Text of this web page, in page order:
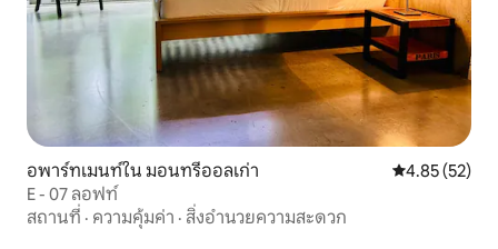
อพาร์ทเมนท์ใน มอนทรีออลเก่า คะแนนเฉลี่ย
4.85 (52)
E - 07 ลอฟท์
สถานที่ · ความคุ้มค่า · สิ่งอำนวยความสะดวก